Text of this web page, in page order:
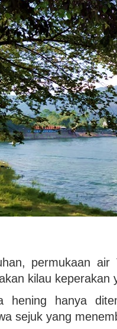
permukaan air
kilau keperakan
hening hanya
sejuk yang